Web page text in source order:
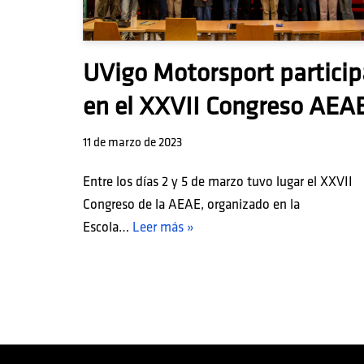
UVigo Motorsport
en el XXVII Congreso
11 de marzo de 2023
Entre los días 2 y 5 de marzo tuvo lugar el XXVII
Congreso de la AEAE, organizado en la
Escola… Leer más »